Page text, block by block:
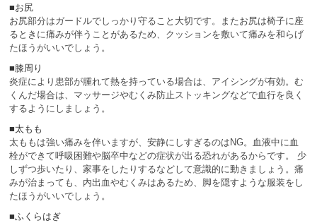
■お尻
お尻部分はガードルでしっかり守ること大切です。またお尻は椅子に座
るときに痛みが伴うことがあるため、クッションを敷いて痛みを和らげ
たほうがいいでしょう。
■膝周り
炎症により患部が腫れて熱を持っている場合は、アイシングが有効。む
くんだ場合は、マッサージやむくみ防止ストッキングなどで血行を良く
するようにしましょう。
■太もも
太ももは強い痛みを伴いますが、安静にしすぎるのはNG。血液中に血
栓ができて呼吸困難や脳卒中などの症状が出る恐れがあるからです。 少
しずつ歩いたり、家事をしたりするなどして意識的に動きましょう。痛
みが治まっても、内出血やむくみはあるため、脚を隠すような服装をし
たほうがいいでしょう。
■ふくらはぎ